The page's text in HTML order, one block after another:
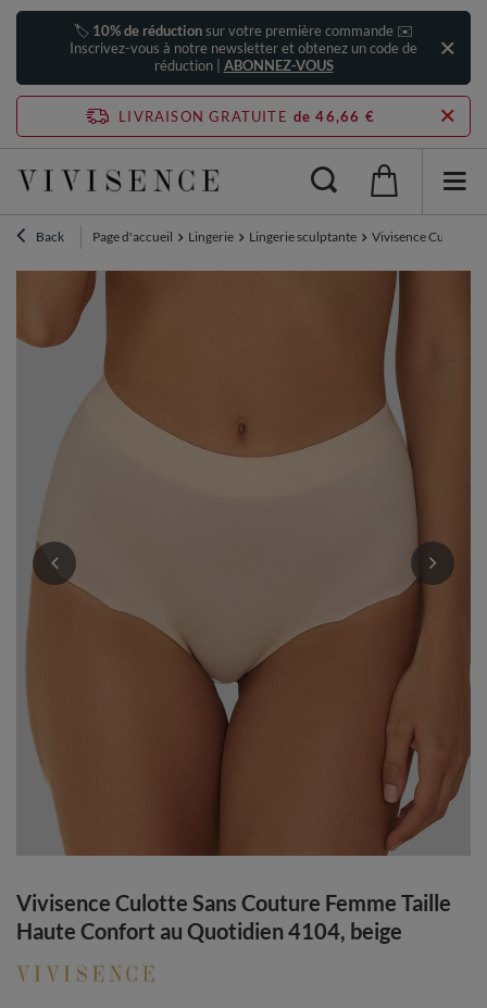
🏷️ 10% de réductionsur votre première commande ✉️
Inscrivez-vous à notre newsletter et obtenez un code de
réduction | ABONNEZ-VOUS
LIVRAISON GRATUITE de 46,66 €
Back Page d'accueil Lingerie Lingerie sculptante Vivisence Culotte
Vivisence Culotte Sans Couture Femme Taille
Haute Confort au Quotidien 4104, beige